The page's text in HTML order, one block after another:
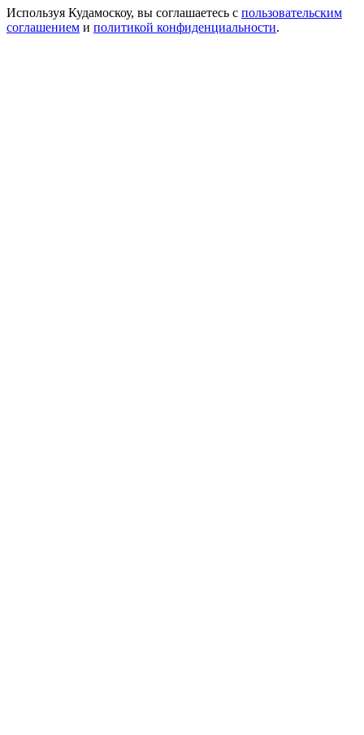
Используя Кудамоскоу, вы соглашаетесь с пользовательским
соглашением и политикой конфиденциальности.